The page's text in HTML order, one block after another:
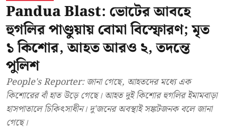
Pandua Blast: ভোটের আবহে
হুগলির পাণ্ডুয়ায় বোমা বিস্ফোরণ; মৃত
১ কিশোর, আহত আরও ২, তদন্তে
পুলিশ
People's Reporter: জানা গেছে, আহতদের মধ্যে এক
কিশোরের বাঁ হাত উড়ে গেছে। আহত দুই কিশোর হুগলির ইমামবাড়া
হাসপাতালে চিকিৎসাধীন। দু'জনের অবস্থাই সঙ্কটজনক বলে জানা
গেছে।